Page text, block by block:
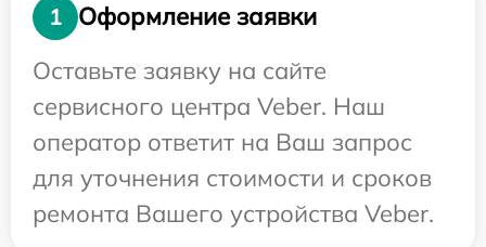
1
Оформление заявки
Оставьте заявку на сайте
сервисного центра Veber. Наш
оператор ответит на Ваш запрос
для уточнения стоимости и сроков
ремонта Вашего устройства Veber.